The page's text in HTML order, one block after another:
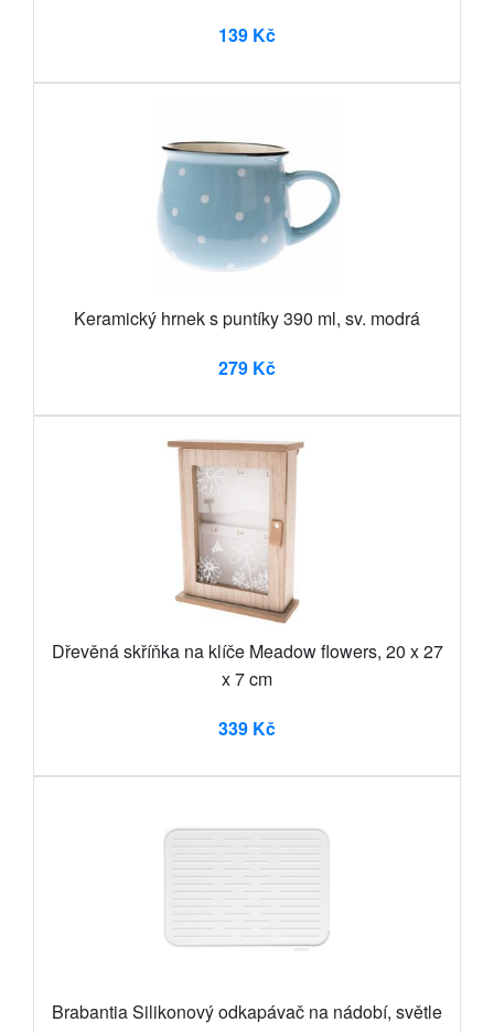
139 Kč
Keramický hrnek s puntíky 390 ml, sv. modrá
279 Kč
Dřevěná skříňka na klíče Meadow flowers, 20 x 27
x 7 cm
339 Kč
Brabantia Silikonový odkapávač na nádobí, světle